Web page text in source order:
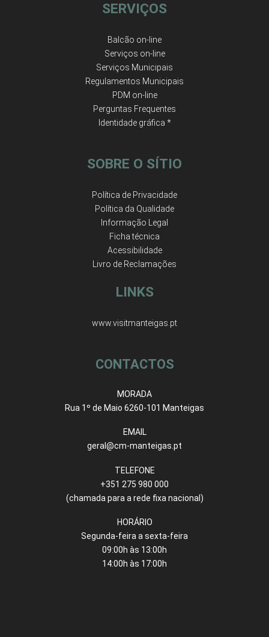
SERVIÇOS
Balcão on-line
Serviços on-line
Serviços Municipais
Regulamentos Municipais
PDM on-line
Perguntas Frequentes
Identidade gráfica *
SOBRE O SÍTIO
Política de Privacidade
Política da Qualidade
Informação Legal
Ficha técnica
Acessibilidade
Livro de Reclamações
LINKS
www.visitmanteigas.pt
CONTACTOS
MORADA
Rua 1º de Maio 6260-101 Manteigas
EMAIL
geral@cm-manteigas.pt
TELEFONE
+351 275 980 000
(chamada para a rede fixa nacional)
HORÁRIO
Segunda-feira a sexta-feira
09:00h às 13:00h
14:00h às 17:00h